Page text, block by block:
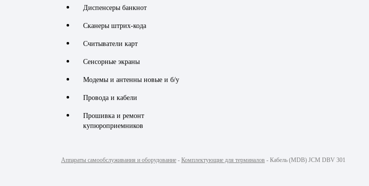
Диспенсеры банкнот
Сканеры штрих-кода
Считыватели карт
Сенсорные экраны
Модемы и антенны новые и б/у
Провода и кабели
Прошивка и ремонт
купюроприемников
Аппараты самообслуживания и оборудование - Комплектующие для терминалов - Кабель (MDB) JCM DBV 301